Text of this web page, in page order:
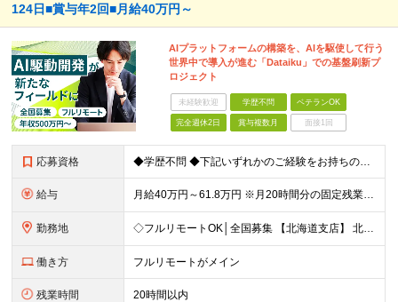
124日■賞与年2回■月給40万円～
AIプラットフォームの構築を、AIを駆使して行う
世界中で導入が進む「Dataiku」での基盤刷新プ
ロジェクト
未経験歓迎 学歴不問 ベテランOK
完全週休2日 賞与複数月 面接1回
応募資格 ◆学歴不問 ◆下記いずれかのご経験をお持ちの方 ・Webアプリケーション開発の実務経験（目安：7年以上） ・要件定義・基本設計など、上流工程の経験（目安：3年以上） ・Pythonでの開発経験（目安：
給与 月給40万円～61.8万円 ※月20時間分の固定残業代（58,000円～）を含む。超過時間分を別途支給 ※年齢、経験、スキル、前職給与などを考慮のうえ、決定いたします。 ※試用期間6ヶ月あり。期間中
勤務地 ◇フルリモートOK│全国募集 【北海道支店】 北海道札幌市中央区南一条西2丁目5番地 ※(変更の範囲)上記を除く当社関連勤務地 ※通勤不要
働き方 フルリモートがメイン
残業時間 20時間以内